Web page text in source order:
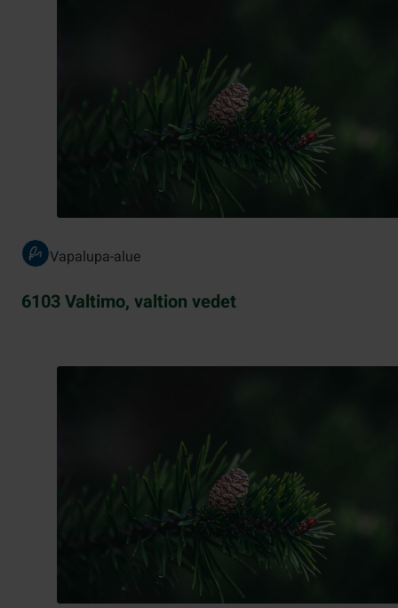
Vapalupa-alue
6103 Valtimo, valtion vedet